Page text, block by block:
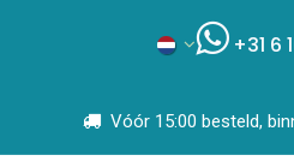
+31 6
Vóór 15:00 besteld,